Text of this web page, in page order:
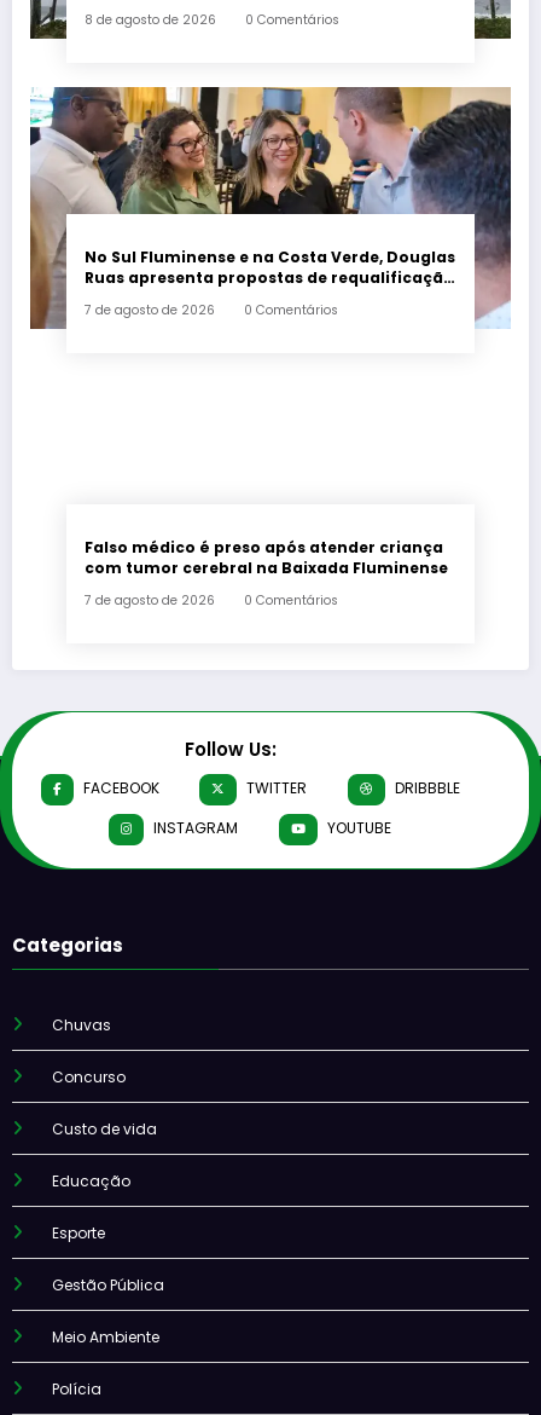
8 de agosto de 2026 0 Comentários
No Sul Fluminense e na Costa Verde, Douglas
Ruas apresenta propostas de requalificação
7 de agosto de 2026 0 Comentários
Falso médico é preso após atender criança
com tumor cerebral na Baixada Fluminense
7 de agosto de 2026 0 Comentários
Follow Us:
FACEBOOK TWITTER
DRIBBBLE
INSTAGRAM
YOUTUBE
Categorias
Chuvas
Concurso
Custo de vida
Educação
Esporte
Gestão Pública
Meio Ambiente
Polícia